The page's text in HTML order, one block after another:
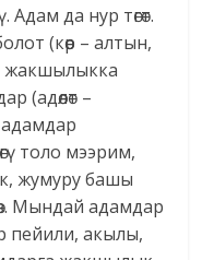
да нур төгөт.
(көөр – алтын,
жакшылыкка
(адөөлөт –
толо мээрим,
жумуру башы
Мындай адамдар
пейили, акылы,